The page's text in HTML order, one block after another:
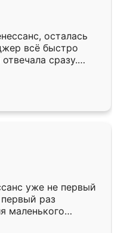
осталась
всё быстро
сразу.
подошёл к
Собрали
аккуратно, даже
уже не первый
раз
маленького
,во второй раз